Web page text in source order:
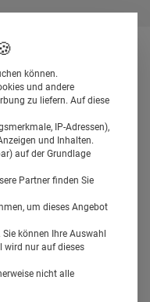
können.
und andere
zu liefern. Auf diese
IP-Adressen),
und Inhalten.
auf der Grundlage
Partner finden Sie
um dieses Angebot
können Ihre Auswahl
wird nur auf dieses
nicht alle